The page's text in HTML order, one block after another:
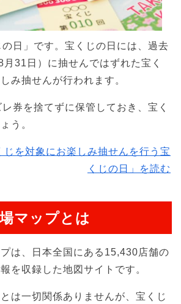
日」です。宝くじの日には、過去
31日）に抽せんではずれた宝く
み抽せんが行われます。
券を捨てずに保管しておき、宝く
う。
じを対象にお楽しみ抽せんを行う宝
くじの日」を読む
マップとは
は、日本全国にある15,430店舗の
を収録した地図サイトです。
は一切関係ありませんが、宝くじ